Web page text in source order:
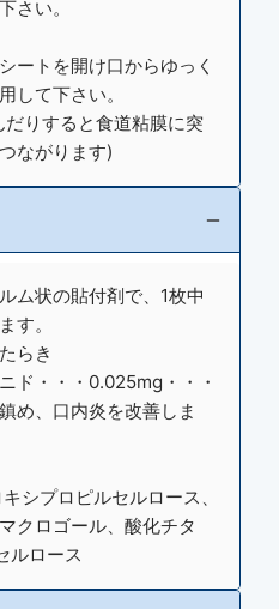
さい。
ートを開け口からゆっく
して下さい。
りすると食道粘膜に突
ながります)
ム状の貼付剤で、1枚中
す。
らき
ド・・・0.025mg・・・
め、口内炎を改善しま
シプロピルセルロース、
クロゴール、酸化チタ
ルロース